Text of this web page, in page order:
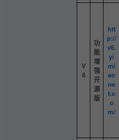
V
6
功
能
增
强
开
源
版
htt
p://
v6.
yi
mi
ao
ne
t.c
o
m/